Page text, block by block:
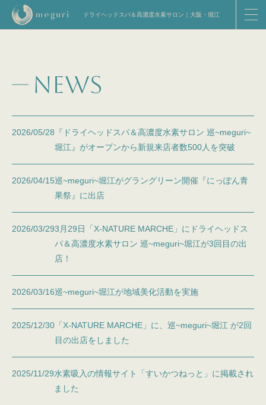
ドライヘッドスパ＆高濃度水素サロン｜大阪・堀江
NEWS
2026/05/28 『ドライヘッドスパ＆高濃度水素サロン 巡~meguri~
堀江』がオープンから新規来店者数500人を突破
2026/04/15巡~meguri~堀江がグラングリーン開催『にっぽん青
果祭』に出店
2026/03/293月29日「X-NATURE MARCHE」にドライヘッドス
パ＆高濃度水素サロン 巡~meguri~堀江が3回目の出
店！
2026/03/16巡~meguri~堀江が地域美化活動を実施
2025/12/30 「X-NATURE MARCHE」に、巡~meguri~堀江 が2回
目の出店をしました
2025/11/29水素吸入の情報サイト「すいかつねっと」に掲載され
ました